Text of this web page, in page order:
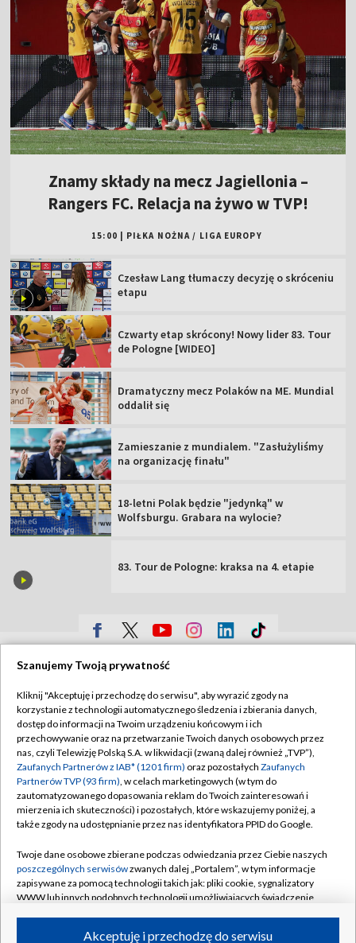
Znamy składy na mecz Jagiellonia –
Rangers FC. Relacja na żywo w TVP!
15:00 PIŁKA NOŻNA / LIGA EUROPY
Czesław Lang tłumaczy decyzję o skróceniu
etapu
Czwarty etap skrócony! Nowy lider 83. Tour
de Pologne [WIDEO]
Dramatyczny mecz Polaków na ME. Mundial
oddalił się
Zamieszanie z mundialem. "Zasłużyliśmy
na organizację finału"
18-letni Polak będzie "jedynką" w
Wolfsburgu. Grabara na wylocie?
83. Tour de Pologne: kraksa na 4. etapie
Sklep TVP
Biuro Reklamy
Oferta Handlowa
Telegazeta ogłoszenia
Emisja w TVP
Ogłoszenia przetargowe
Akademia Telewizyjna
Centrum informacji TVP
Polityka prywatności
Moje zgody
Biuro reklamy
Kontakt
©2026 Telewizja Polska Spółka Akcyjna w likwidacji
Szanujemy Twoją prywatność
Kliknij "Akceptuję i przechodzę do serwisu", aby wyrazić zgody na
korzystanie z technologii automatycznego śledzenia i zbierania danych,
dostęp do informacji na Twoim urządzeniu końcowym i ich
przechowywanie oraz na przetwarzanie Twoich danych osobowych przez
nas, czyli Telewizję Polską S.A. w likwidacji (zwaną dalej również „TVP”),
Zaufanych Partnerów z IAB* (1201 firm) oraz pozostałych Zaufanych
Partnerów TVP (93 firm), w celach marketingowych (w tym do
zautomatyzowanego dopasowania reklam do Twoich zainteresowań i
mierzenia ich skuteczności) i pozostałych, które wskazujemy poniżej, a
także zgody na udostępnianie przez nas identyfikatora PPID do Google.
Twoje dane osobowe zbierane podczas odwiedzania przez Ciebie naszych
poszczególnych serwisówzwanych dalej „Portalem”, w tym informacje
zapisywane za pomocą technologii takich jak: pliki cookie, sygnalizatory
WWW lub innych podobnych technologii umożliwiających świadczenie
ruchu w Internecie.Akceptuję i przechodzę do serwisu